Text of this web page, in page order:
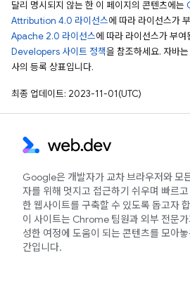
달리 명시되지 않는 한 이 페이지의 콘텐츠에는
Attribution 4.0 라이선스에 따라 라이선스가
Apache 2.0 라이선스에 따라 라이선스가 부
Developers 사이트 정책을 참조하세요. 자바
사의 등록 상표입니다.
최종 업데이트: 2023-11-01(UTC)
Google은 개발자가 교차 브라우저와 모
자를 위해 멋지고 접근하기 쉬우며 빠르
한 웹사이트를 구축할 수 있도록 돕고자
이 사이트는 Chrome 팀원과 외부 전문가
성한 여정에 도움이 되는 콘텐츠를 모아
간입니다.